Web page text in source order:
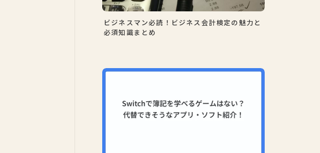
ビジネスマン必読！ビジネス会計検定の魅力と
必須知識まとめ